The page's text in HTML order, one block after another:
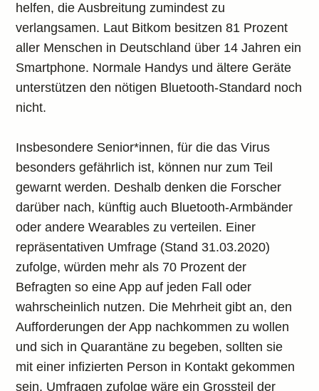
helfen, die Ausbreitung zumindest zu
verlangsamen. Laut Bitkom besitzen 81 Prozent
aller Menschen in Deutschland über 14 Jahren ein
Smartphone. Normale Handys und ältere Geräte
unterstützen den nötigen Bluetooth-Standard noch
nicht.
Insbesondere Senior*innen, für die das Virus
besonders gefährlich ist, können nur zum Teil
gewarnt werden. Deshalb denken die Forscher
darüber nach, künftig auch Bluetooth-Armbänder
oder andere Wearables zu verteilen. Einer
repräsentativen Umfrage (Stand 31.03.2020)
zufolge, würden mehr als 70 Prozent der
Befragten so eine App auf jeden Fall oder
wahrscheinlich nutzen. Die Mehrheit gibt an, den
Aufforderungen der App nachkommen zu wollen
und sich in Quarantäne zu begeben, sollten sie
mit einer infizierten Person in Kontakt gekommen
sein. Umfragen zufolge wäre ein Grossteil der